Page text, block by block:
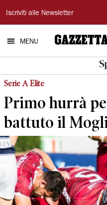
Gazzetta
di
Reggio
Iscriviti alle Newsletter
MENU
Serie A Elite
Primo hurrà
battuto il